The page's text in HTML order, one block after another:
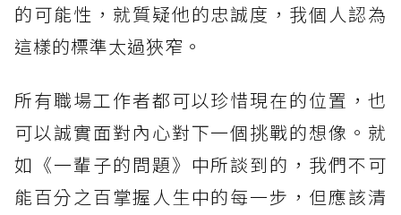
的可能性，就質疑他的忠誠度，我個人認為
這樣的標準太過狹窄。
所有職場工作者都可以珍惜現在的位置，也
可以誠實面對內心對下一個挑戰的想像。就
如《一輩子的問題》中所談到的，我們不可
能百分之百掌握人生中的每一步，但應該清